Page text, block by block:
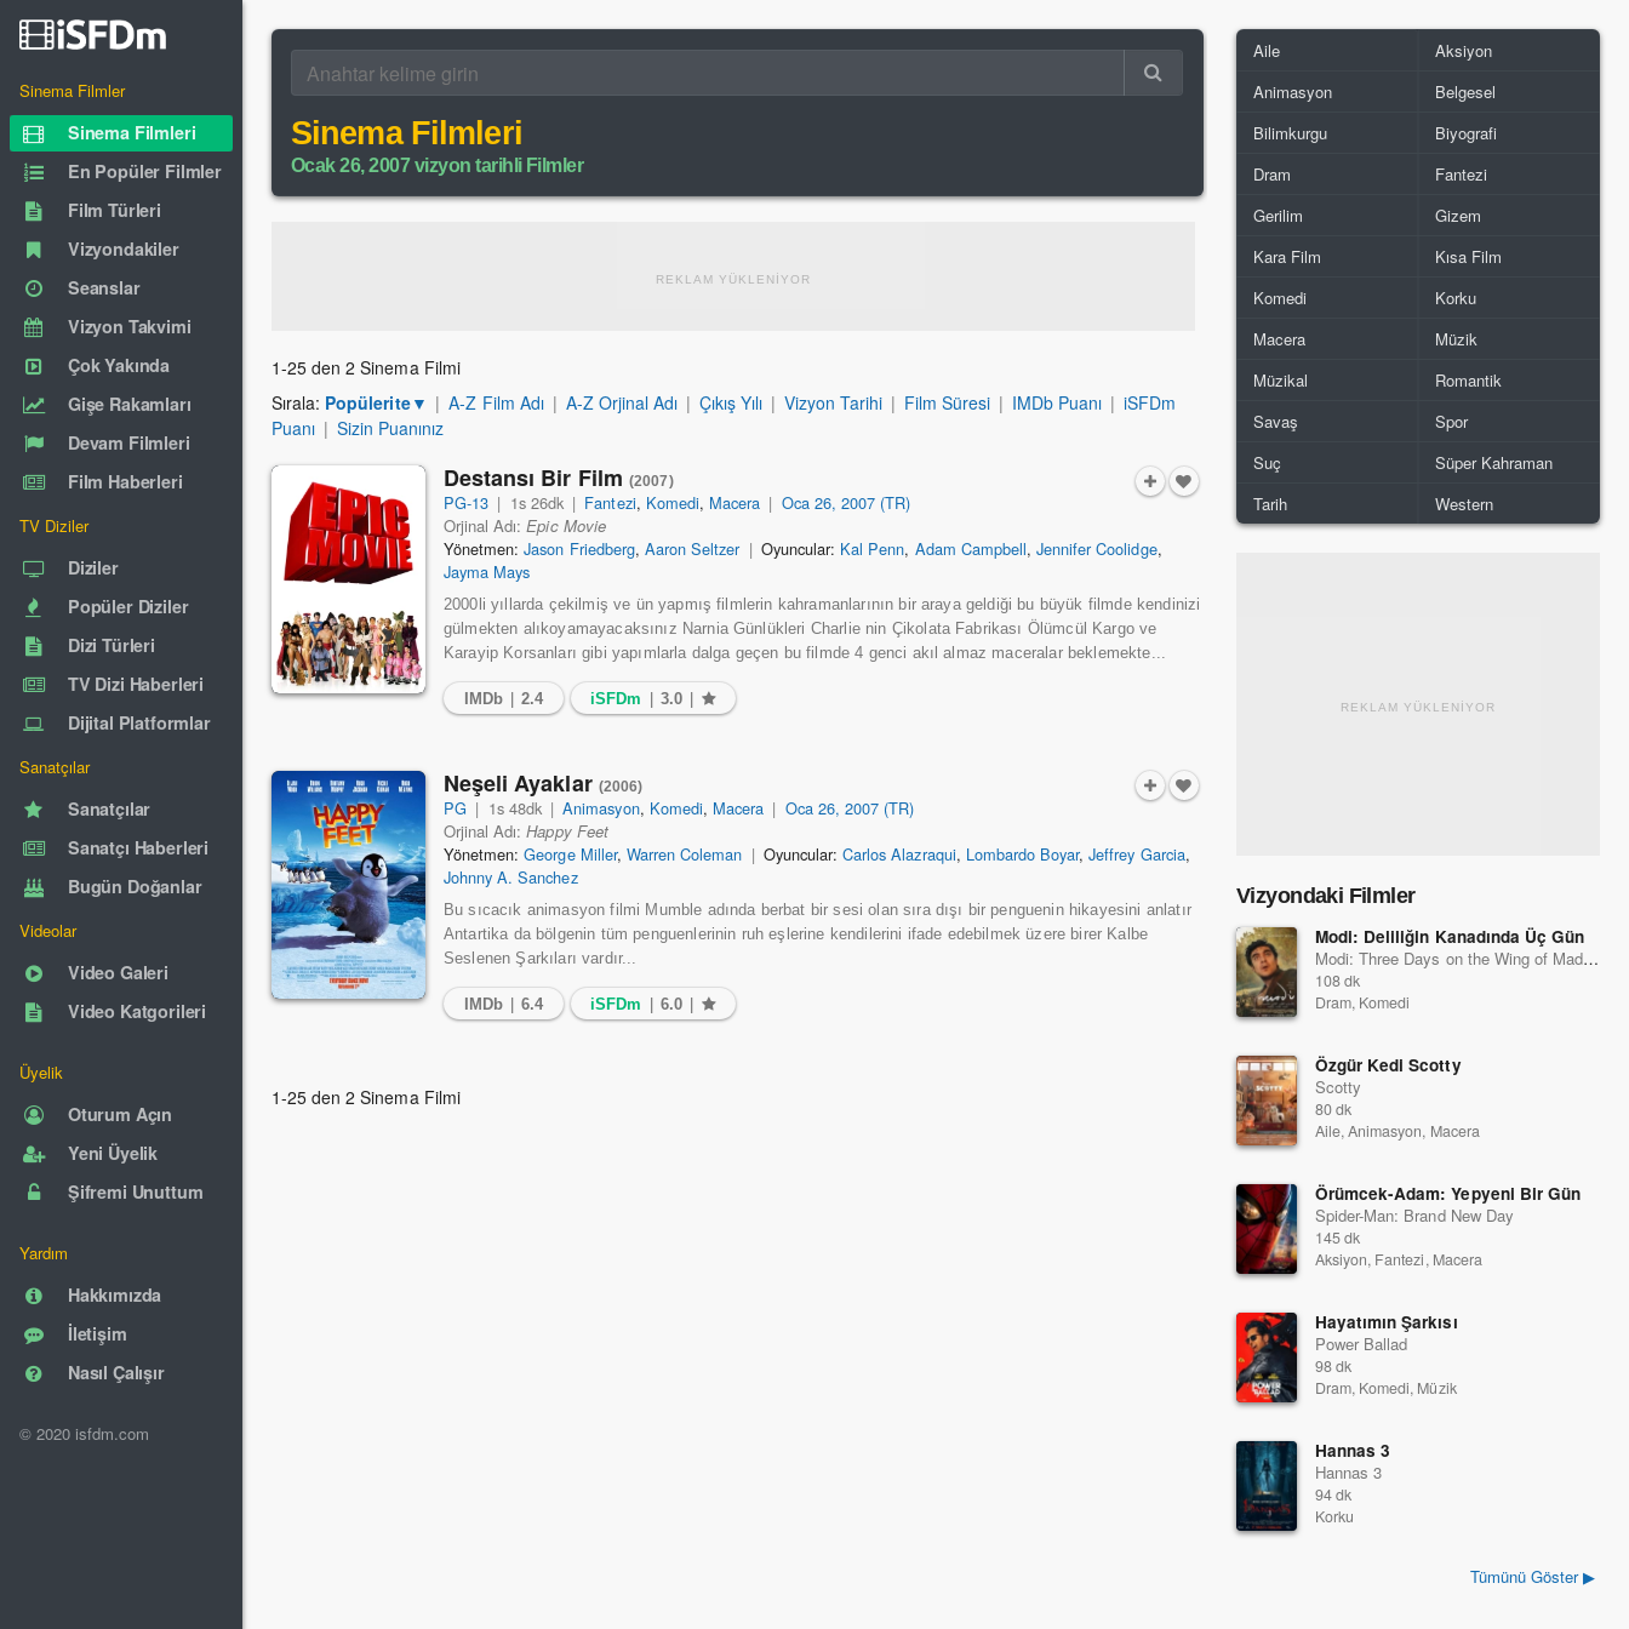
Sinema Filmler
Sinema Filmleri
En Popüler Filmler
Film Türleri
Vizyondakiler
Seanslar
Vizyon Takvimi
Çok Yakında
Gişe Rakamları
Devam Filmleri
Film Haberleri
TV Diziler
Diziler
Popüler Diziler
Dizi Türleri
TV Dizi Haberleri
Dijital Platformlar
Sanatçılar
Sanatçılar
Sanatçı Haberleri
Bugün Doğanlar
Videolar
Video Galeri
Video Katgorileri
Üyelik
Oturum Açın
Yeni Üyelik
Şifremi Unuttum
Yardım
Hakkımızda
İletişim
Nasıl Çalışır
© 2020 isfdm.com
Sinema Filmleri
Ocak 26, 2007 vizyon tarihli Filmler
REKLAM YÜKLENİYOR
1-25 den 2 Sinema Filmi
Sırala: Popülerite▼ | A-Z Film Adı | A-Z Orjinal Adı | Çıkış Yılı | Vizyon Tarihi | Film Süresi | IMDb Puanı | iSFDm
Puanı | Sizin Puanınız
Destansı Bir Film (2007)
PG-13 | 1s 26dk | Fantezi, Komedi, Macera | Oca 26, 2007 (TR)
Orjinal Adı:Epic Movie
Yönetmen: Jason Friedberg, Aaron Seltzer | Oyuncular: Kal Penn, Adam Campbell,Jennifer Coolidge,
Jayma Mays
2000li yıllarda çekilmiş ve ün yapmış filmlerin kahramanlarının bir araya geldiği bu büyük filmde kendinizi
gülmekten alıkoyamayacaksınız Narnia Günlükleri Charlie nin Çikolata Fabrikası Ölümcül Kargo ve
Karayip Korsanları gibi yapımlarla dalga geçen bu filmde 4 genci akıl almaz maceralar beklemekte...
IMDb 2.4 iSFDm 3.0
Neşeli Ayaklar (2006)
PG | 1s 48dk | Animasyon, Komedi, Macera | Oca 26, 2007 (TR)
Orjinal Adı:Happy Feet
Yönetmen: George Miller, Warren Coleman | Oyuncular: Carlos Alazraqui, Lombardo Boyar,Jeffrey Garcia,
Johnny A. Sanchez
Bu sıcacık animasyon filmi Mumble adında berbat bir sesi olan sıra dışı bir penguenin hikayesini anlatır
Antartika da bölgenin tüm penguenlerinin ruh eşlerine kendilerini ifade edebilmek üzere birer Kalbe
Seslenen Şarkıları vardır...
IMDb 6.4 iSFDm 6.0
1-25 den 2 Sinema Filmi
Aile
Aksiyon
Animasyon
Belgesel
Bilimkurgu
Biyografi
Dram
Fantezi
Gerilim
Gizem
Kara Film
Kısa Film
Komedi
Korku
Macera
Müzik
Müzikal
Romantik
Savaş
Spor
Suç
Süper Kahraman
Tarih
Western
REKLAM YÜKLENİYOR
Vizyondaki Filmler
Modi: Deliliğin Kanadında Üç Gün
Modi: Three Days on the Wing of Madness
108 dk
Dram, Komedi
Özgür Kedi Scotty
Scotty
80 dk
Aile, Animasyon, Macera
Örümcek-Adam: Yepyeni Bir Gün
Spider-Man: Brand New Day
145 dk
Aksiyon, Fantezi, Macera
Hayatımın Şarkısı
Power Ballad
98 dk
Dram, Komedi, Müzik
Hannas 3
Hannas 3
94 dk
Korku
Tümünü Göster ▶